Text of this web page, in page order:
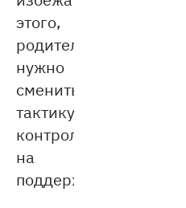
этого,
родителям
нужно
сменить
тактику
контроля
на
поддержку.